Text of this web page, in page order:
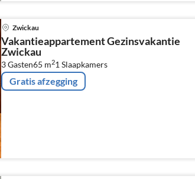
Zwickau
Vakantieappartement Gezinsvakantie
Zwickau
3 Gasten65 m21 Slaapkamers
Gratis afzegging